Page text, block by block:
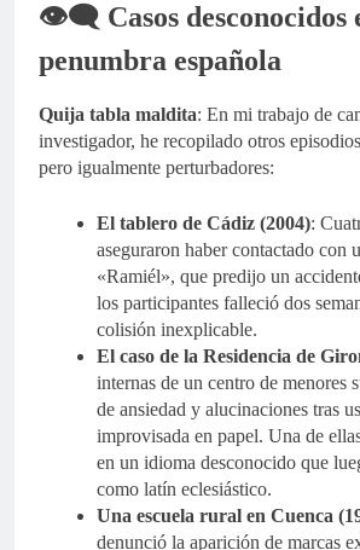
👁️‍🗨️ Casos desconocidos
penumbra española
Quija tabla maldita: En mi trabajo de
investigador, he recopilado otros
pero igualmente perturbadores:
El tablero de Cádiz (2004):
aseguraron haber contactado con
«Ramiél», que predijo un
los participantes falleció dos
colisión inexplicable.
El caso de la Residencia de
internas de un centro de menores
de ansiedad y alucinaciones tras
improvisada en papel. Una de
en un idioma desconocido que
como latín eclesiástico.
Una escuela rural en Cuenca
denunció la aparición de marcas